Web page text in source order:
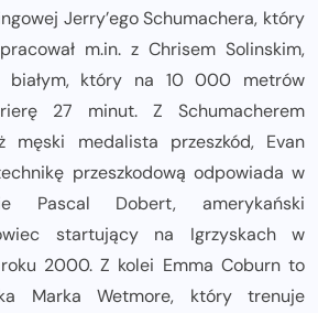
Jerry’ego Schumachera, który
m.in. z Chrisem Solinskim,
białym, który na 10 000 metrów
27 minut. Z Schumacherem
męski medalista przeszkód, Evan
przeszkodową odpowiada w
Pascal Dobert, amerykański
startujący na Igrzyskach w
2000. Z kolei Emma Coburn to
Marka Wetmore, który trenuje